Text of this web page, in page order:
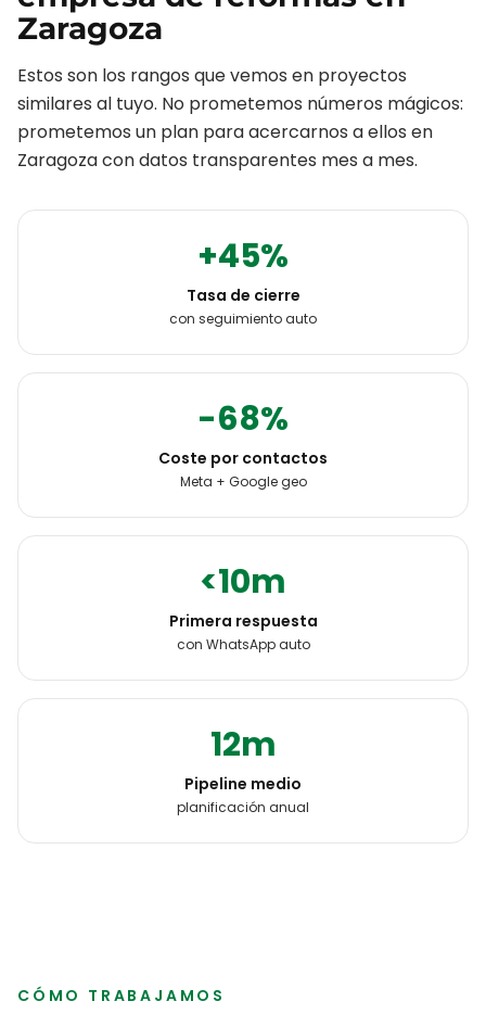
Zaragoza
Estos son los rangos que vemos en proyectos
similares al tuyo. No prometemos números mágicos:
prometemos un plan para acercarnos a ellos en
Zaragozacon datos transparentes mes a mes.
+45%
Tasa de cierre
con seguimiento auto
-68%
Coste por contactos
Meta + Google geo
<10m
Primera respuesta
con WhatsApp auto
12m
Pipeline medio
planificación anual
CÓMO TRABAJAMOS